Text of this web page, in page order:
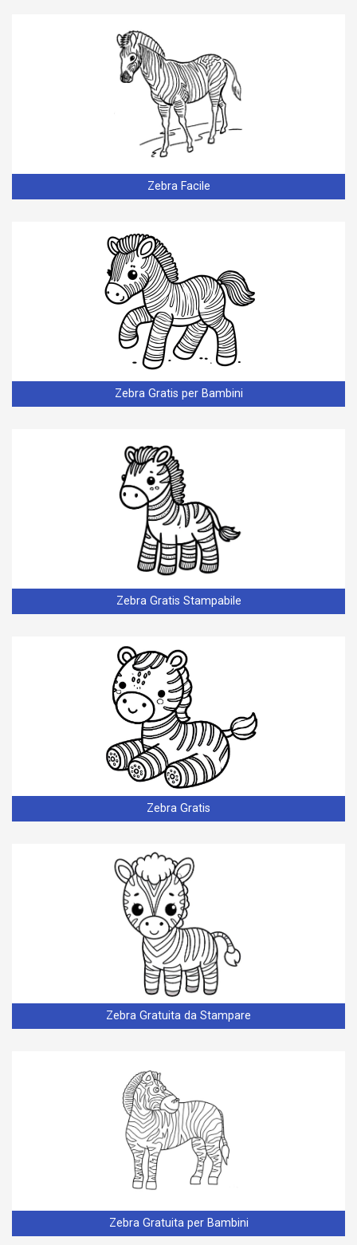
Zebra Facile
Zebra Gratis per Bambini
Zebra Gratis Stampabile
Zebra Gratis
Zebra Gratuita da Stampare
Zebra Gratuita per Bambini